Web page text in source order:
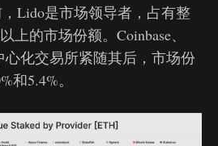
Lido是市场领导者，占有整
上的市场份额。Coinbase、
心化交易所紧随其后，市场份
和5.4%。